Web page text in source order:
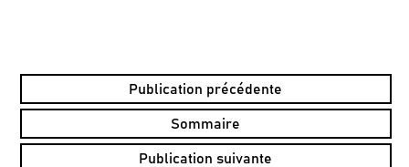
Publication précédente
Sommaire
Publication suivante